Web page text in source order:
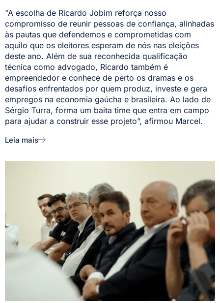
"A escolha de Ricardo Jobim reforça nosso
compromisso de reunir pessoas de confiança, alinhadas
às pautas que defendemos e comprometidas com
aquilo que os eleitores esperam de nós nas eleições
deste ano. Além de sua reconhecida qualificação
técnica como advogado, Ricardo também é
empreendedor e conhece de perto os dramas e os
desafios enfrentados por quem produz, investe e gera
empregos na economia gaúcha e brasileira. Ao lado de
Sérgio Turra, forma um baita time que entra em campo
para ajudar a construir esse projeto”, afirmou Marcel.
Leia mais